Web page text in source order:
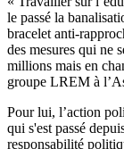
le passé la
bracelet anti-
des mesures qui ne
millions mais en
groupe LREM à
Pour lui, l’action
qui s'est passé
responsabilité